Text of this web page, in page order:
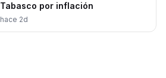
Tabasco por inflación
hace 2d